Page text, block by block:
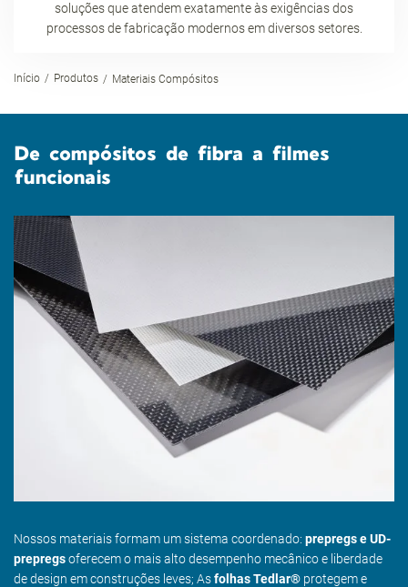
soluções que atendem exatamente às exigências dos
processos de fabricação modernos em diversos setores.
Início Produtos Materiais Compósitos
De compósitos de fibra a filmes
funcionais
Nossos materiais formam um sistema coordenado: prepregs e UD-
prepregsoferecem o mais alto desempenho mecânico e liberdade
de design em construções leves; Asfolhas Tedlar® protegem e